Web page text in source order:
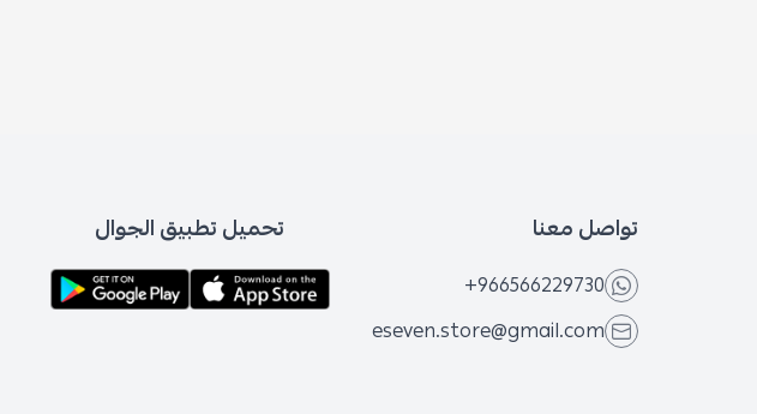
تواصل معنا
+966566229730
eseven.store@gmail.com
تحميل تطبيق الجوال